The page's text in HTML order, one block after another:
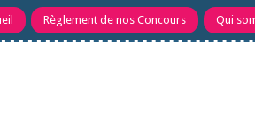
Règlement de nos Concours Qui